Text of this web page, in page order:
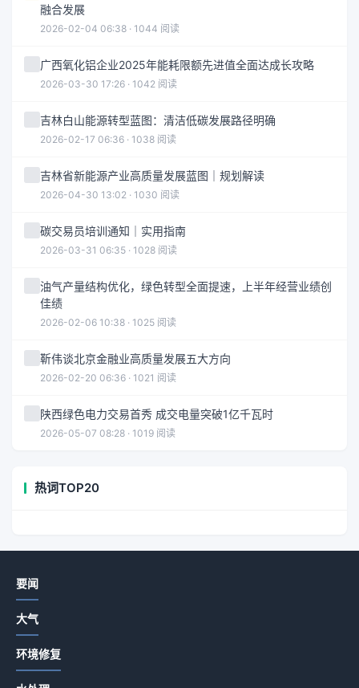
融合发展
2026-02-04 06:38 · 1044 阅读
广西氧化铝企业2025年能耗限额先进值全面达成长攻略
2026-03-30 17:26 · 1042 阅读
吉林白山能源转型蓝图：清洁低碳发展路径明确
2026-02-17 06:36 · 1038 阅读
吉林省新能源产业高质量发展蓝图｜规划解读
2026-04-30 13:02 · 1030 阅读
碳交易员培训通知｜实用指南
2026-03-31 06:35 · 1028 阅读
油气产量结构优化，绿色转型全面提速，上半年经营业绩创
佳绩
2026-02-06 10:38 · 1025 阅读
靳伟谈北京金融业高质量发展五大方向
2026-02-20 06:36 · 1021 阅读
陕西绿色电力交易首秀 成交电量突破1亿千瓦时
2026-05-07 08:28 · 1019 阅读
热词TOP20
要闻
大气
环境修复